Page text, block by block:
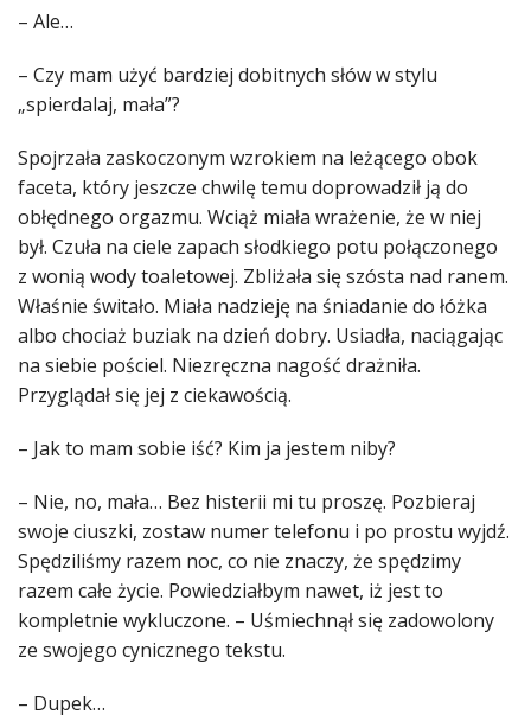
– Ale…
– Czy mam użyć bardziej dobitnych słów w stylu
„spierdalaj, mała”?
Spojrzała zaskoczonym wzrokiem na leżącego obok
faceta, który jeszcze chwilę temu doprowadził ją do
obłędnego orgazmu. Wciąż miała wrażenie, że w niej
był. Czuła na ciele zapach słodkiego potu połączonego
z wonią wody toaletowej. Zbliżała się szósta nad ranem.
Właśnie świtało. Miała nadzieję na śniadanie do łóżka
albo chociaż buziak na dzień dobry. Usiadła, naciągając
na siebie pościel. Niezręczna nagość drażniła.
Przyglądał się jej z ciekawością.
– Jak to mam sobie iść? Kim ja jestem niby?
– Nie, no, mała… Bez histerii mi tu proszę. Pozbieraj
swoje ciuszki, zostaw numer telefonu i po prostu wyjdź.
Spędziliśmy razem noc, co nie znaczy, że spędzimy
razem całe życie. Powiedziałbym nawet, iż jest to
kompletnie wykluczone. – Uśmiechnął się zadowolony
ze swojego cynicznego tekstu.
– Dupek…